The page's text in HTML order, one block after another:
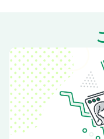
【27】普通の洗剤だ
持っておこう／【28
たら、リジッドデニ
【29】デニム賢者の
【30】ニットのツボ
い
【32】靴ごとにメン